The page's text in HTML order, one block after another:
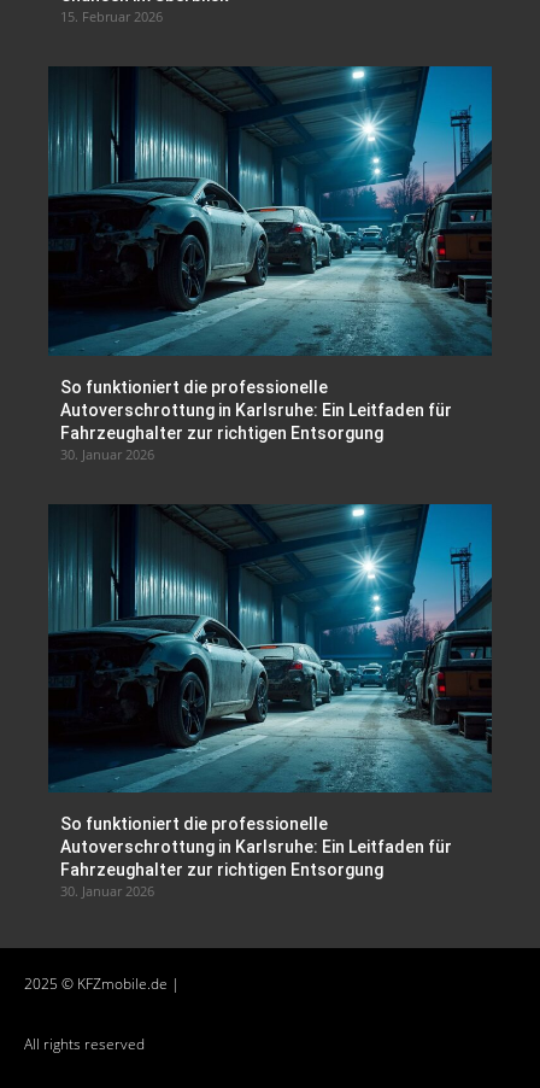
15. Februar 2026
So funktioniert die professionelle
Autoverschrottung in Karlsruhe: Ein Leitfaden für
Fahrzeughalter zur richtigen Entsorgung
30. Januar 2026
So funktioniert die professionelle
Autoverschrottung in Karlsruhe: Ein Leitfaden für
Fahrzeughalter zur richtigen Entsorgung
30. Januar 2026
2025 © KFZmobile.de |
All rights reserved